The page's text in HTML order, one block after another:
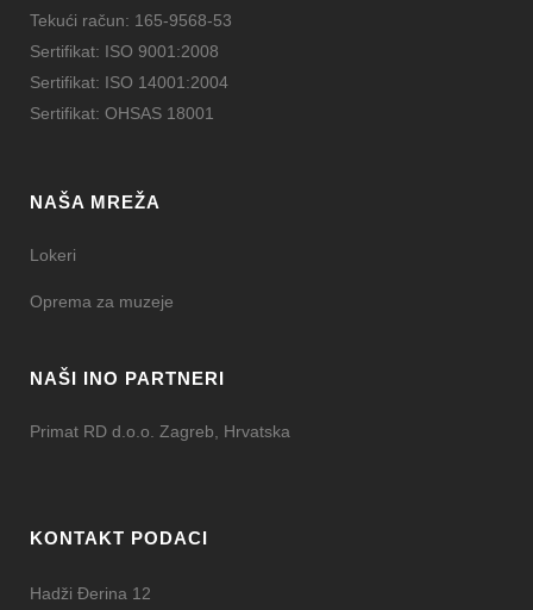
Tekući račun: 165-9568-53
Sertifikat: ISO 9001:2008
Sertifikat: ISO 14001:2004
Sertifikat: OHSAS 18001
NAŠA MREŽA
Lokeri
Oprema za muzeje
NAŠI INO PARTNERI
Primat RD d.o.o. Zagreb, Hrvatska
KONTAKT PODACI
Hadži Đerina 12